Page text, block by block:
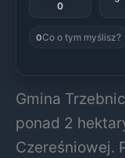
0
0Co o tym myślisz?
Gmina
ponad 2
Czereśniowej.